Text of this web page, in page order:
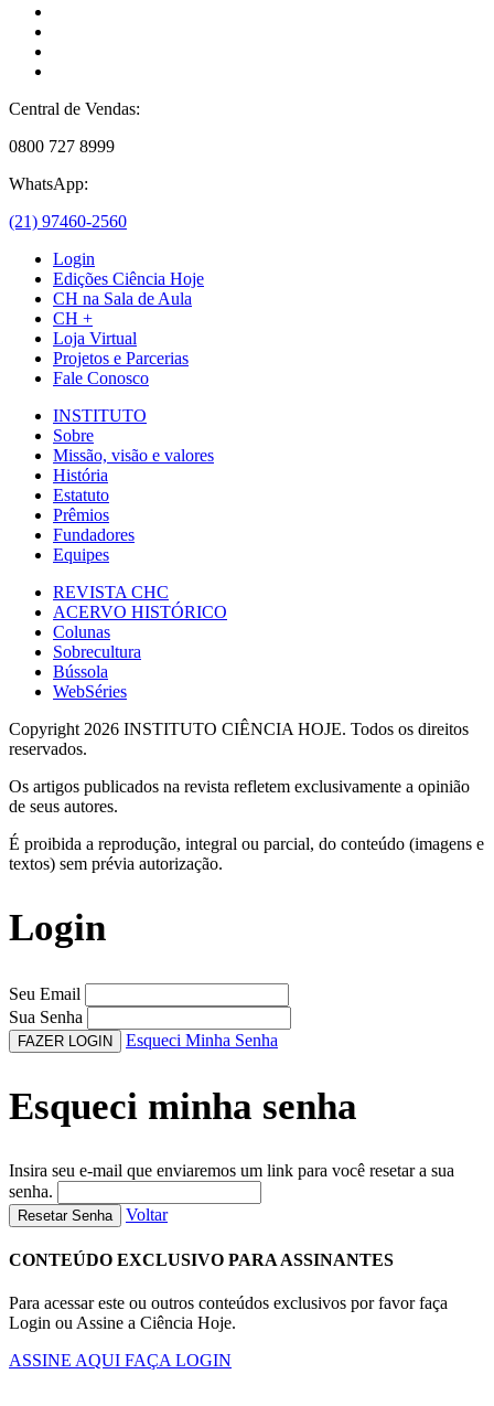
Central de Vendas:
0800 727 8999
WhatsApp:
(21) 97460-2560
Login
Edições Ciência Hoje
CH na Sala de Aula
CH +
Loja Virtual
Projetos e Parcerias
Fale Conosco
INSTITUTO
Sobre
Missão, visão e valores
História
Estatuto
Prêmios
Fundadores
Equipes
REVISTA CHC
ACERVO HISTÓRICO
Colunas
Sobrecultura
Bússola
WebSéries
Copyright 2026 INSTITUTO CIÊNCIA HOJE. Todos os direitos
reservados.
Os artigos publicados na revista refletem exclusivamente a opinião
de seus autores.
É proibida a reprodução, integral ou parcial, do conteúdo (imagens e
textos) sem prévia autorização.
Login
Seu Email
Sua Senha
FAZER LOGIN Esqueci Minha Senha
Esqueci minha senha
Insira seu e-mail que enviaremos um link para você resetar a sua
senha.
Resetar Senha Voltar
CONTEÚDO EXCLUSIVO PARA ASSINANTES
Para acessar este ou outros conteúdos exclusivos por favor faça
Login ou Assine a Ciência Hoje.
ASSINE AQUI FAÇA LOGIN